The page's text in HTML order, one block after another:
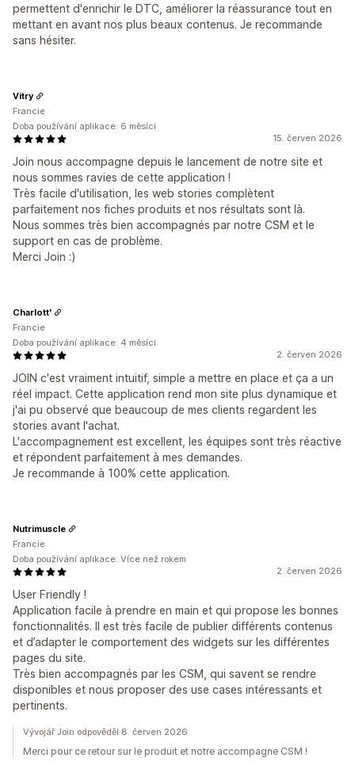
permettent d'enrichir le DTC, améliorer la réassurance tout en
mettant en avant nos plus beaux contenus. Je recommande
sans hésiter.
15. červen 2026
Join nous accompagne depuis le lancement de notre site et
nous sommes ravies de cette application !
Très facile d'utilisation, les web stories complètent
parfaitement nos fiches produits et nos résultats sont là.
Nous sommes très bien accompagnés par notre CSM et le
support en cas de problème.
Merci Join :)
Vitry
Francie
Doba používání aplikace: 6 měsíci
2. červen 2026
JOIN c'est vraiment intuitif, simple a mettre en place et ça a un
réel impact. Cette application rend mon site plus dynamique et
j'ai pu observé que beaucoup de mes clients regardent les
stories avant l'achat.
L'accompagnement est excellent, les équipes sont très réactive
et répondent parfaitement à mes demandes.
Je recommande à 100% cette application.
Charlott'
Francie
Doba používání aplikace: 4 měsíci
2. červen 2026
User Friendly !
Application facile à prendre en main et qui propose les bonnes
fonctionnalités. Il est très facile de publier différents contenus
et d’adapter le comportement des widgets sur les différentes
pages du site.
Très bien accompagnés par les CSM, qui savent se rendre
disponibles et nous proposer des use cases intéressants et
pertinents.
Nutrimuscle
Francie
Doba používání aplikace: Více než rokem
Vývojář Join odpověděl 8. červen 2026
Merci pour ce retour sur le produit et notre accompagne CSM !